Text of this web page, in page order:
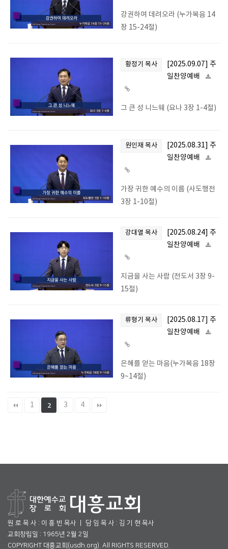
강권하여 데려오라 (누가복음 14
장 15-24절)
황정기 목사
[2025.09.07] 주
일찬양예배
그 큰 성 니느웨 (요나 3장 1-4절)
원인재 목사
[2025.08.31] 주
일찬양예배
가장 귀한 예수의 이름 (사도행전
3장 1-10절)
강대열 목사
[2025.08.24] 주
일찬양예배
지금을 사는 사람 (전도서 3장 9-
15절)
류형기 목사
[2025.08.17] 주
일찬양예배
은혜를 얻는 마음(누가복음 18장
9~14절)
1 2 3 4
원 로 목 사 : 이 흥 빈 목사 ㅣ 담 임 목 사 : 김 기 현 목사
교회창립일 : 1965년 2월 2일
COPYRIGHT 대흥교회(usdh.org). All RIGHTS RESERVED.